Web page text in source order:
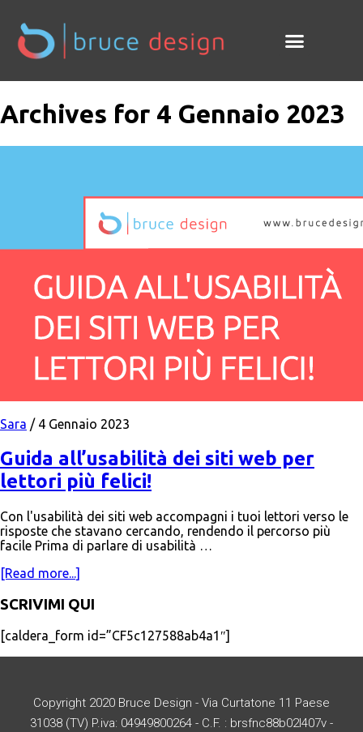
Archives for 4 Gennaio 2023
Sara / 4 Gennaio 2023
Guida all’usabilità dei siti web per
lettori più felici!
Con l'usabilità dei siti web accompagni i tuoi lettori verso le
risposte che stavano cercando, rendendo il percorso più
facile Prima di parlare di usabilità …
[Read more...]
SCRIVIMI QUI
[caldera_form id=”CF5c127588ab4a1″]
Copyright 2020 Bruce Design - Via Curtatone 11 Paese
31038 (TV) P.iva: 04949800264 - C.F. : brsfnc88b02l407v -